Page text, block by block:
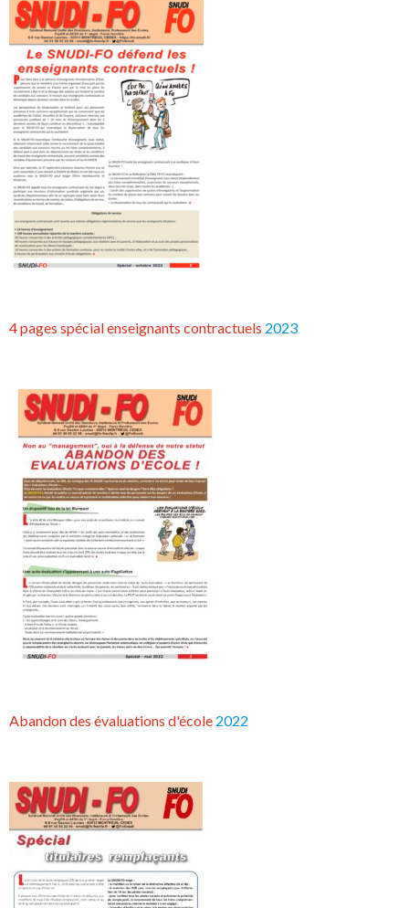
4 pages spécial enseignants contractuels 2023
Abandon des évaluations d'école 2022